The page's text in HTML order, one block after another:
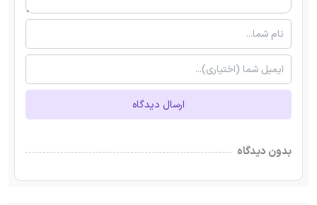
ارسال دیدگاه
بدون دیدگاه